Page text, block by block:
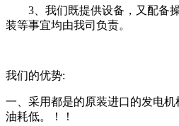
3、我们既提供设备，又配备操
装等事宜均由我司负责。
我们的优势:
一、采用都是的原装进口的发电机
油耗低。！！